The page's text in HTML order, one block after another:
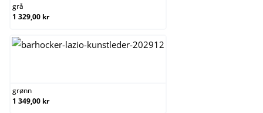
grå
1 329,00 kr
grønn
1 349,00 kr